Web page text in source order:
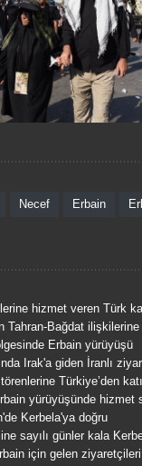
Necef Erbain
hizmet veren Türk
Tahran-Bağdat
Erbain yürüyüşü
Irak'a giden İranlı
Türkiye’den
yürüyüşünde hizmet
Kerbela'ya doğru
sayılı günler kala
için gelen ziyaretçileri